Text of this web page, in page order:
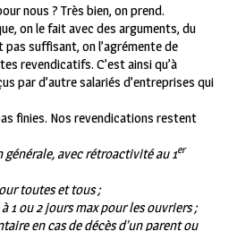
nous ? Très bien, on prend.
on le fait avec des arguments, du
suffisant, on l’agrémente de
revendicatifs. C’est ainsi qu’à
par d’autre salariés d’entreprises qui
finies. Nos revendications restent
générale, avec rétroactivité au 1er
toutes et tous ;
1 ou 2 jours max pour les ouvriers ;
en cas de décès d’un parent ou